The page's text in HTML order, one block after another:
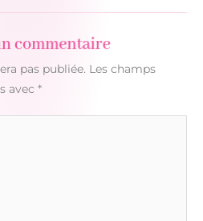
commentaire
pas publiée. Les champs
avec *